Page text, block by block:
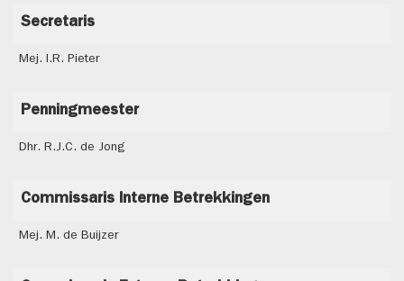
Secretaris
Mej. I.R. Pieter
Penningmeester
Dhr. R.J.C. de Jong
Commissaris Interne Betrekkingen
Mej. M. de Buijzer